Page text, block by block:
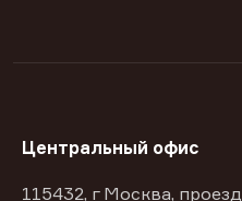
Центральный офис
115432, г Москва, проезд